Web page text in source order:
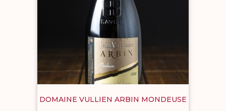
DOMAINE VULLIEN ARBIN MONDEUSE